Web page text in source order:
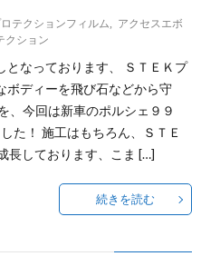
ロテクションフィルム
アクセスエボ
クション
となっております、 ＳＴＥＫプ
ボディーを飛び石などから守
、今回は新車のポルシェ９９
た！ 施工はもちろん、ＳＴＥ
長しております、こま […]
続きを読む